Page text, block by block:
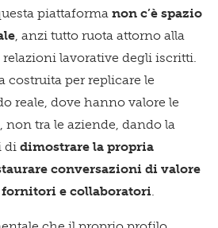
piattaforma non c’è spazio
, anzi tutto ruota attorno alla
lavorative degli iscritti.
costruita per replicare le
reale, dove hanno valore le
non tra le aziende, dando la
di dimostrare la propria
conversazioni di valore
e collaboratori.